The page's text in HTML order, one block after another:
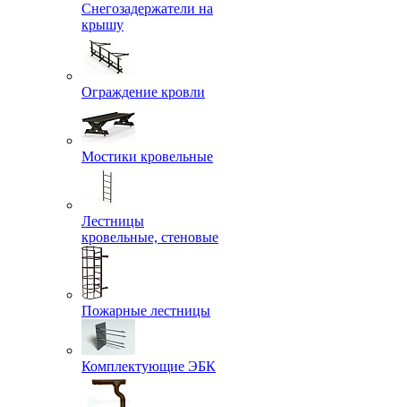
Снегозадержатели на
крышу
Ограждение кровли
Мостики кровельные
Лестницы
кровельные, стеновые
Пожарные лестницы
Комплектующие ЭБК